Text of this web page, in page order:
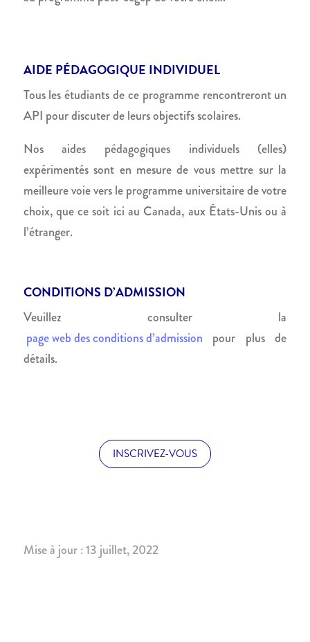
AIDE PÉDAGOGIQUE INDIVIDUEL
Tous les étudiants de ce programme rencontreront un
API pour discuter de leurs objectifs scolaires.
Nos aides pédagogiques individuels (elles)
expérimentés sont en mesure de vous mettre sur la
meilleure voie vers le programme universitaire de votre
choix, que ce soit ici au Canada, aux États-Unis ou à
l’étranger.
CONDITIONS D’ADMISSION
Veuillez consulter la
page web des conditions d’admission pour plus de
détails.
INSCRIVEZ-VOUS
Mise à jour : 13 juillet, 2022